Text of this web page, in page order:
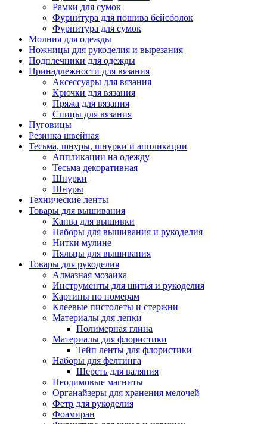
Рамки для сумок
Фурнитура для пошива бейсболок
Фурнитура для сумок
Молния для одежды
Ножницы для рукоделия и вырезания
Подплечники для одежды
Принадлежности для вязания
Аксессуары для вязания
Крючки для вязания
Пряжа для вязания
Спицы для вязания
Пуговицы
Резинка швейная
Тесьма, шнуры, шнурки и аппликации
Аппликации на одежду
Тесьма декоративная
Шнурки
Шнуры
Технические ленты
Товары для вышивания
Канва для вышивки
Наборы для вышивания и рукоделия
Нитки мулине
Пяльцы для вышивания
Товары для рукоделия
Алмазная мозаика
Инструменты для шитья и рукоделия
Картины по номерам
Клеевые пистолеты и стержни
Материалы для лепки
Полимерная глина
Материалы для флористики
Тейп ленты для флористики
Наборы для фелтинга
Шерсть для валяния
Неодимовые магниты
Органайзеры для хранения мелочей
Фетр для рукоделия
Фоамиран